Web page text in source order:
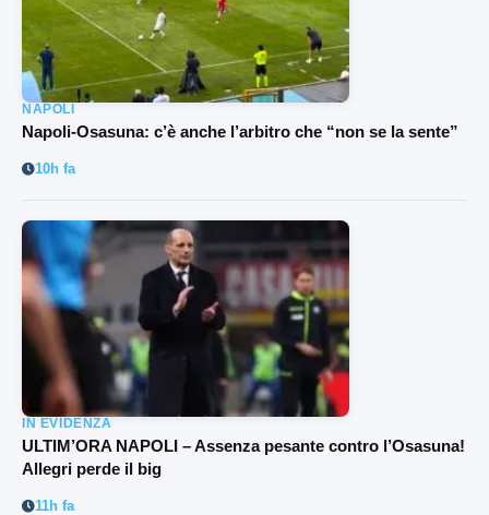
NAPOLI
Napoli-Osasuna: c’è anche l’arbitro che “non se la sente”
10h fa
IN EVIDENZA
ULTIM’ORA NAPOLI – Assenza pesante contro l’Osasuna!
Allegri perde il big
11h fa